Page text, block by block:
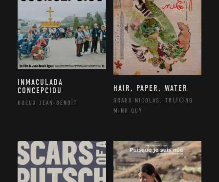
INMACULADA
CONCEPCIOU
UGEUX JEAN-BENOÎT
HAIR, PAPER, WATER
GRAUX NICOLAS, TRƯƠNG
MINH QUÝ